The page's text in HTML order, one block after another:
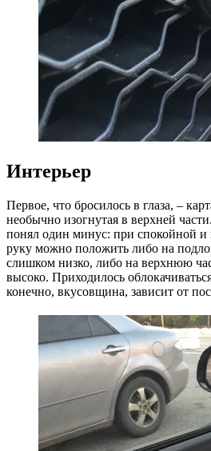
Интерьер
Первое, что бросилось в глаза, –
необычно изогнутая в верхней
понял один минус: при спокойной и
руку можно положить либо на
слишком низко, либо на верхнюю
высоко. Приходилось
конечно, вкусовщина, зависит от